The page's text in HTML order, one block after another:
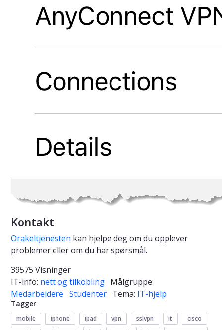
Kontakt
Orakeltjenesten kan hjelpe deg om du opplever
problemer eller om du har spørsmål.
39575 Visninger
IT-info: nett og tilkobling Målgruppe:
Medarbeidere Studenter Tema: IT-hjelp
Tagger
mobile iphone ipad vpn sslvpn it
cisco